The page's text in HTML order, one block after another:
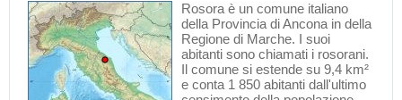
Rosora è un comune italiano
della Provincia di Ancona in della
Regione di Marche. I suoi
abitanti sono chiamati i rosorani.
Il comune si estende su 9,4 km²
e conta 1 850 abitanti dall'ultimo